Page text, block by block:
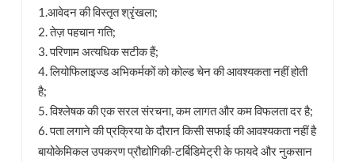
1.आवेदन की विस्तृत श्रृंखला;
2. तेज़ पहचान गति;
3. परिणाम अत्यधिक सटीक हैं;
4. लियोफिलाइज्ड अभिकर्मकों को कोल्ड चेन की आवश्यकता नहीं होती
है;
5. विश्लेषक की एक सरल संरचना, कम लागत और कम विफलता दर है;
6. पता लगाने की प्रक्रिया के दौरान किसी सफाई की आवश्यकता नहीं है
बायोकेमिकल उपकरण प्रौद्योगिकी-टर्बिडिमेट्री के फायदे और नुकसान